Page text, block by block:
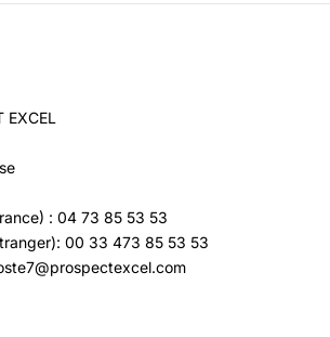
EXCEL
: 04 73 85 53 53
00 33 473 85 53 53